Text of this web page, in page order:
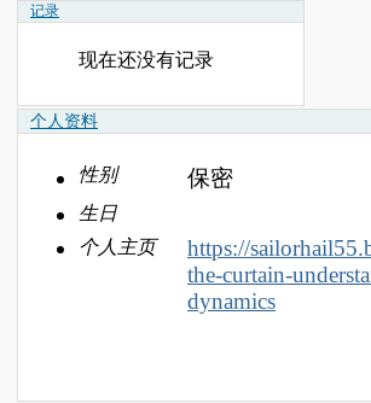
记录
现在还没有记录
个人资料
性别 保密
生日
个人主页
https://
the-curtain-
dynamics